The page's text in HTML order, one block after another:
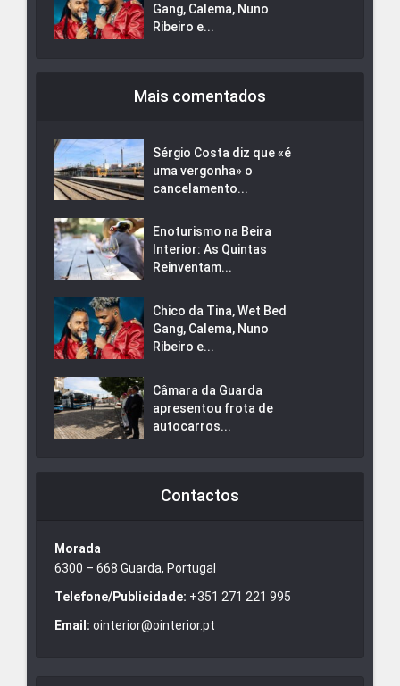
Gang, Calema, Nuno
Ribeiro e...
Mais comentados
Sérgio Costa diz que «é
uma vergonha» o
cancelamento...
Enoturismo na Beira
Interior: As Quintas
Reinventam...
Chico da Tina, Wet Bed
Gang, Calema, Nuno
Ribeiro e...
Câmara da Guarda
apresentou frota de
autocarros...
Contactos
Morada
6300 – 668 Guarda, Portugal
Telefone/Publicidade: +351 271 221 995
Email: ointerior@ointerior.pt